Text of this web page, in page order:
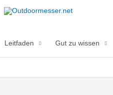
Leitfaden Gut zu wissen